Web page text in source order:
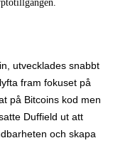
utvecklades snabbt
fram fokuset på
på Bitcoins kod men
Duffield ut att
och skapa